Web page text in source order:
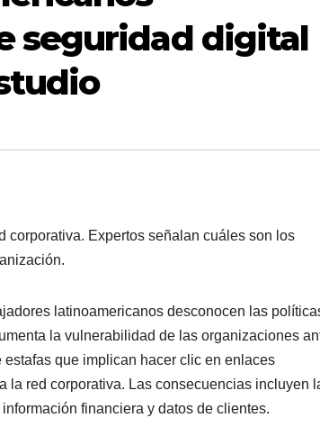
seguridad digital
corporativa. Expertos señalan cuáles son los
latinoamericanos desconocen las
la vulnerabilidad de las organizaciones
que implican hacer clic en enlaces
la red corporativa. Las consecuencias incluyen
financiera y datos de clientes.